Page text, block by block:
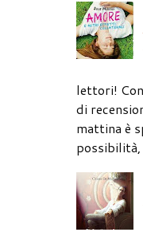
lettori!
di
mattina è
possibilità,